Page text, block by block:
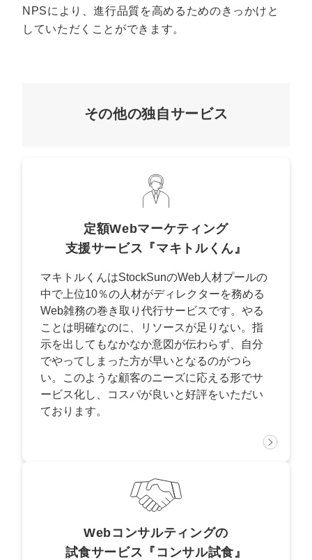
NPSにより、進行品質を高めるためのきっかけと
していただくことができます。
その他の独自サービス
定額Webマーケティング
支援サービス『マキトルくん』
マキトルくんはStockSunのWeb人材プールの
中で上位10％の人材がディレクターを務める
Web雑務の巻き取り代行サービスです。やる
ことは明確なのに、リソースが足りない。指
示を出してもなかなか意図が伝わらず、自分
でやってしまった方が早いとなるのがつら
い。このような顧客のニーズに応える形でサ
ービス化し、コスパが良いと好評をいただい
ております。
Webコンサルティングの
試食サービス『コンサル試食』